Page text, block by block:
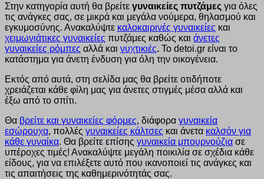
Στην κατηγορία αυτή θα βρείτε γυναικείες πυτζάμες για όλες
τις ανάγκες σας, σε μικρά και μεγάλα νούμερα, θηλασμού και
εγκυμοσύνης. Ανακαλύψτε καλοκαιρινές γυναικείες και
χειμωνιάτικες γυναικείες πυτζάμες καθώς και άνετες
γυναικείες ρόμπες αλλά και νυχτικιές. Το detoi.gr είναι το
κατάστημα για άνετη ένδυση για όλη την οικογένεια.
Εκτός από αυτά, στη σελίδα μας θα βρείτε οτιδήποτε
χρειάζεται κάθε φίλη μας για άνετες στιγμές μέσα αλλά και
έξω από το σπίτι.
Θα βρείτε και γυναικείες φόρμες, διάφορα γυναικεία
εσώρουχα, πολλές γυναικείες κάλτσες και άνετα καλσόν για
κάθε γυναίκα. Θα βρείτε επίσης γυναικεία μπουρνούζια σε
υπέροχες τιμές! Ανακαλύψτε μεγάλη ποικιλία σε σχέδια κάθε
είδους, για να επιλέξετε αυτό που ικανοποιεί τις ανάγκες και
τις απαιτήσεις της καθημερινότητάς σας.